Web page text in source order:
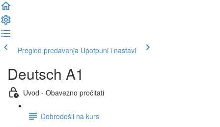
Pregled predavanja Upotpuni i nastavi
Deutsch A1
Uvod - Obavezno pročitati
Dobrodošli na kurs